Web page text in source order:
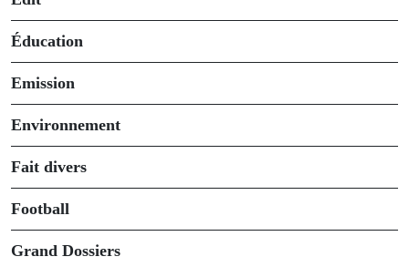
Éducation
Emission
Environnement
Fait divers
Football
Grand Dossiers